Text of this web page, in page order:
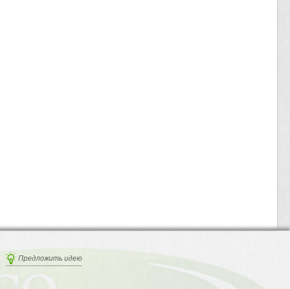
Предложить идею